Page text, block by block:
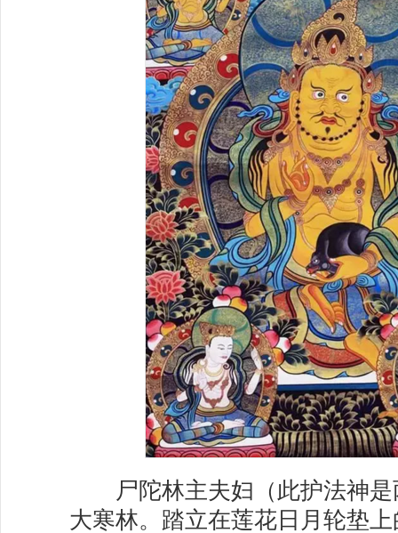
尸陀林主夫妇（此护法神是
大寒林。踏立在莲花日月轮垫